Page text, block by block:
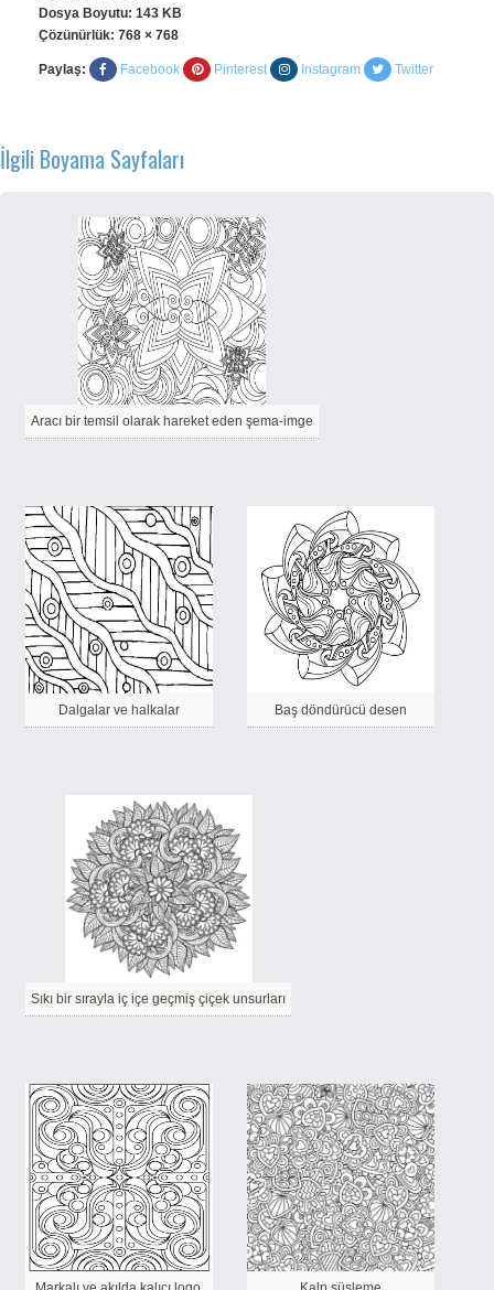
Dosya Boyutu: 143 KB
Çözünürlük: 768 × 768
Paylaş: Facebook Pinterest Instagram Twitter
İlgili Boyama Sayfaları
Aracı bir temsil olarak hareket eden şema-imge
Dalgalar ve halkalar Baş döndürücü desen
Sıkı bir sırayla iç içe geçmiş çiçek unsurları